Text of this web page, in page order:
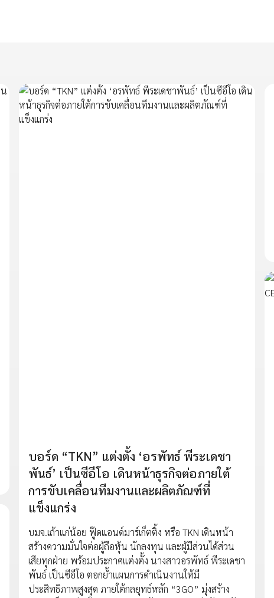
บอร์ด “TKN” แต่งตั้ง ‘อรพัทธ์ พีระเดชา
พันธ์’ เป็นซีอีโอ เดินหน้าธุรกิจต่อภายใต้
การขับเคลื่อนทีมงานและผลิตภัณฑ์ที่
แข็งแกร่ง
บมจ.เถ้าแก่น้อย ฟู๊ดแอนด์มาร์เก็ตติ้ง หรือ TKN เดินหน้า
สร้างความมั่นใจต่อผู้ถือหุ้น นักลงทุน และผู้มีส่วนได้ส่วน
เสียทุกฝ่าย พร้อมประกาศแต่งตั้ง นางสาวอรพัทธ์ พีระเดชา
พันธ์ เป็นซีอีโอ ตอกย้ำแผนการดำเนินงานให้มี
ประสิทธิภาพสูงสุด ภายใต้กลยุทธ์หลัก “3GO” มุ่งสร้าง